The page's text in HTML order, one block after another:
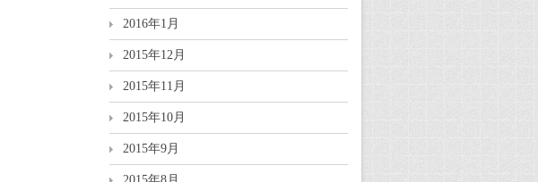
2016年1月
2015年12月
2015年11月
2015年10月
2015年9月